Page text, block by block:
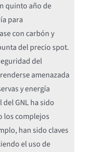
quinto año de
para
con carbón y
del precio spot.
del
amenazada
y energía
GNL ha sido
los complejos
han sido claves
el uso de